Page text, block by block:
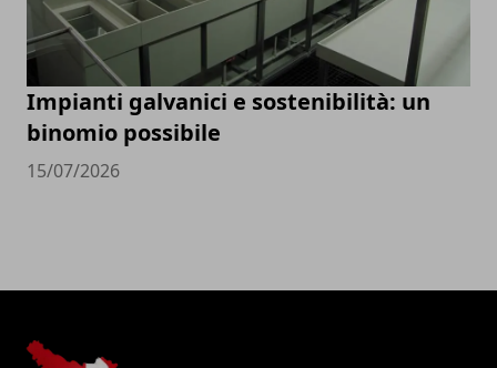
Impianti galvanici e sostenibilità: un
binomio possibile
15/07/2026